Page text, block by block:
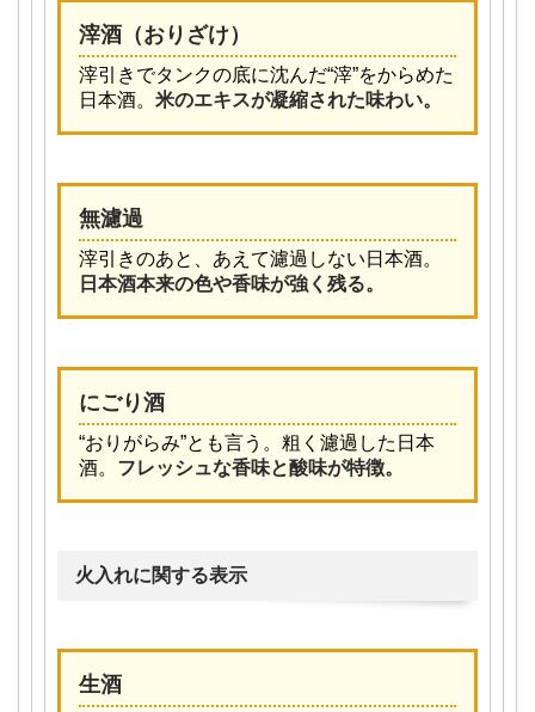
滓酒（おりざけ）
滓引きでタンクの底に沈んだ“滓”をからめた
日本酒。 米のエキスが凝縮された味わい。
無濾過
滓引きのあと、あえて濾過しない日本酒。
日本酒本来の色や香味が強く残る。
にごり酒
“おりがらみ”とも言う。粗く濾過した日本
酒。 フレッシュな香味と酸味が特徴。
火入れに関する表示
生酒